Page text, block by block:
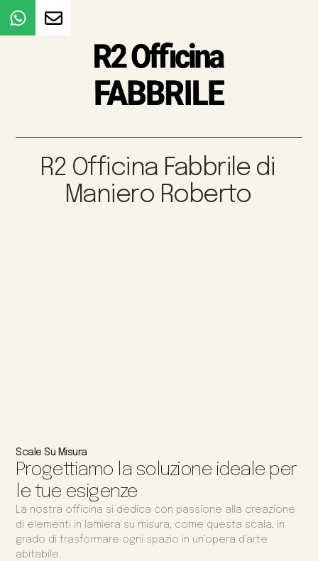
R2 Officina Fabbrile di
Maniero Roberto
Scale Su Misura
Progettiamo la soluzione ideale per
le tue esigenze
La nostra officina si dedica con passione alla creazione
di elementi in lamiera su misura, come questa scala, in
grado di trasformare ogni spazio in un’opera d’arte
abitabile.